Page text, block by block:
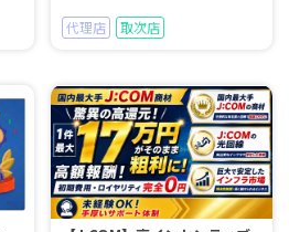
代理店 取次店